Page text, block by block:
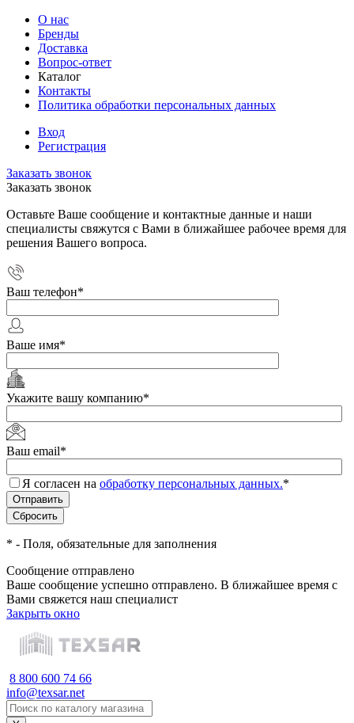
О нас
Бренды
Доставка
Вопрос-ответ
Каталог
Контакты
Политика обработки персональных данных
Вход
Регистрация
Заказать звонок
Заказать звонок
Оставьте Ваше сообщение и контактные данные и наши
специалисты свяжутся с Вами в ближайшее рабочее время для
решения Вашего вопроса.
Ваш телефон*
Ваше имя*
Укажите вашу компанию*
Ваш email*
Я согласен на обработку персональных данных.*
* - Поля, обязательные для заполнения
Сообщение отправлено
Ваше сообщение успешно отправлено. В ближайшее время с
Вами свяжется наш специалист
Закрыть окно
8 800 600 74 66
info@texsar.net